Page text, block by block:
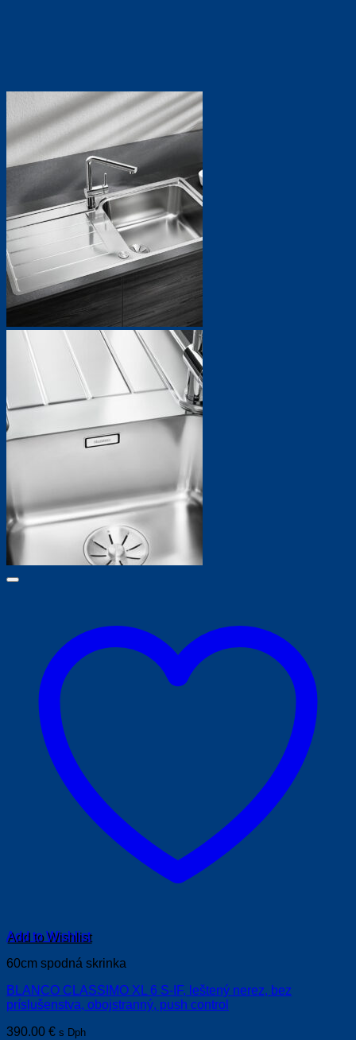
Add to Wishlist
60cm spodná skrinka
BLANCO CLASSIMO XL 6 S-IF, leštený nerez, bez
príslušenstva, obojstranný, push control
390.00 € s Dph